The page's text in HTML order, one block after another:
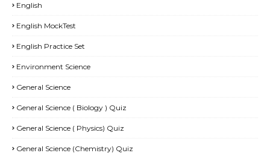
English
English MockTest
English Practice Set
Environment Science
General Science
General Science ( Biology ) Quiz
General Science ( Physics) Quiz
General Science (Chemistry) Quiz